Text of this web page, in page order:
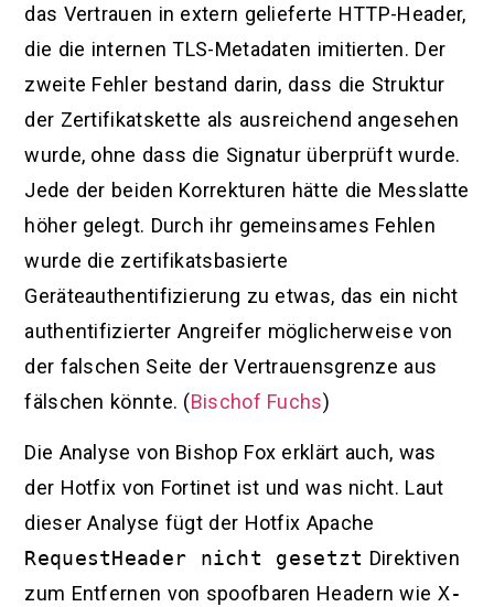
das Vertrauen in extern gelieferte HTTP-Header,
die die internen TLS-Metadaten imitierten. Der
zweite Fehler bestand darin, dass die Struktur
der Zertifikatskette als ausreichend angesehen
wurde, ohne dass die Signatur überprüft wurde.
Jede der beiden Korrekturen hätte die Messlatte
höher gelegt. Durch ihr gemeinsames Fehlen
wurde die zertifikatsbasierte
Geräteauthentifizierung zu etwas, das ein nicht
authentifizierter Angreifer möglicherweise von
der falschen Seite der Vertrauensgrenze aus
fälschen könnte. (Bischof Fuchs)
Die Analyse von Bishop Fox erklärt auch, was
der Hotfix von Fortinet ist und was nicht. Laut
dieser Analyse fügt der Hotfix Apache
RequestHeader nicht gesetzt Direktiven
zum Entfernen von spoofbaren Headern wie X-